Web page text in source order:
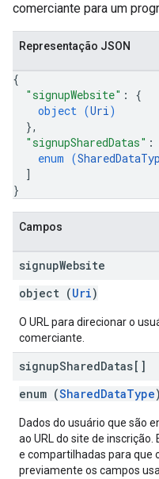
comerciante para um
Representação JSON
{
"signupWebsite" : {
object (Uri)
},
"signupSharedDatas" :
enum (
]
}
Campos
signupWebsite
object (Uri)
O URL para direcionar o
comerciante.
signupSharedDatas[]
enum (SharedDataType)
Dados do usuário que são
ao URL do site de
e compartilhadas para que
previamente os campos